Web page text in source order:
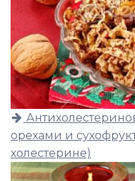
орехами и
холестерине)